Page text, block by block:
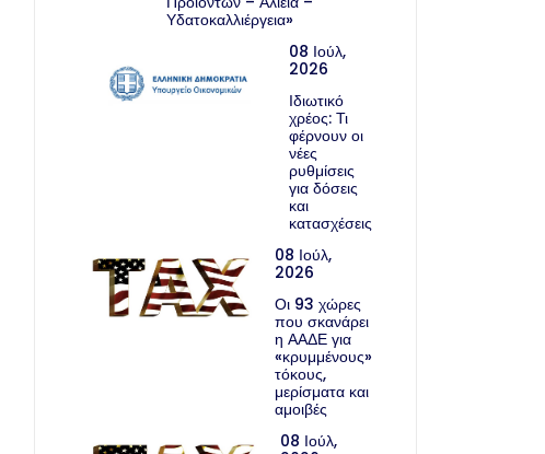
Υδατοκαλλιέργεια»
08 Ιούλ,
2026
Ιδιωτικό
χρέος: Τι
φέρνουν οι
νέες
ρυθμίσεις
για δόσεις
και
κατασχέσεις
08 Ιούλ,
2026
Οι 93 χώρες
που σκανάρει
η ΑΑΔΕ για
«κρυμμένους»
τόκους,
μερίσματα και
αμοιβές
08 Ιούλ,